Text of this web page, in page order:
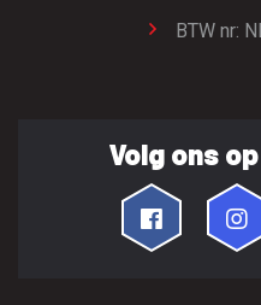
BTW nr:
Volg ons